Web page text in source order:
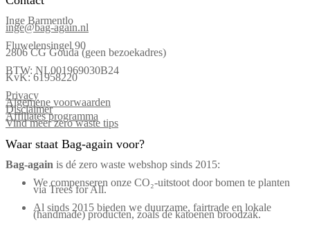
Inge Barmentlo
inge@bag-again.nl
Fluwelensingel 90
2806 CG Gouda (geen bezoekadres)
BTW: NL001969030B24
KvK: 61958220
Privacy
Algemene voorwaarden
Disclaimer
Affiliates programma
Vind meer zero waste tips
Waar staat Bag-again voor?
Bag‑again is dé zero waste webshop sinds 2015:
We compenseren onze CO₂-uitstoot door bomen te planten
via Trees for All.
Al sinds 2015 bieden we duurzame, fairtrade en lokale
(handmade) producten, zoals de katoenen broodzak.